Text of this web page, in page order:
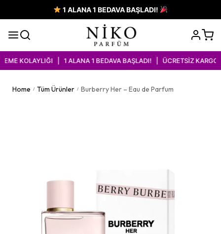
1 ALANA 1 BEDAVA BAŞLADI!
KOLAYLIĞI | 1 ALANA 1 BEDAVA BAŞLADI! | ÜCRETSİZ KARGO
Home / Tüm Ürünler / Burberry Her – Eau de Parfum